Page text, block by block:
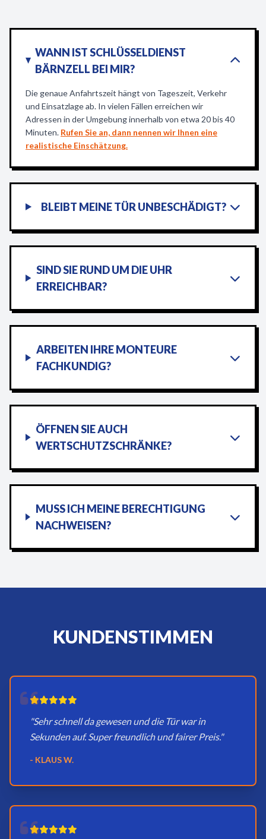
WANN IST SCHLÜSSELDIENST
BÄRNZELL BEI MIR?
Die genaue Anfahrtszeit hängt von Tageszeit, Verkehr
und Einsatzlage ab. In vielen Fällen erreichen wir
Adressen in der Umgebung innerhalb von etwa 20 bis 40
Minuten. Rufen Sie an, dann nennen wir Ihnen eine
realistische Einschätzung.
BLEIBT MEINE TÜR UNBESCHÄDIGT?
SIND SIE RUND UM DIE UHR
ERREICHBAR?
ARBEITEN IHRE MONTEURE
FACHKUNDIG?
ÖFFNEN SIE AUCH
WERTSCHUTZSCHRÄNKE?
MUSS ICH MEINE BERECHTIGUNG
NACHWEISEN?
KUNDENSTIMMEN
"Sehr schnell da gewesen und die Tür war in
Sekunden auf. Super freundlich und fairer Preis."
- KLAUS W.